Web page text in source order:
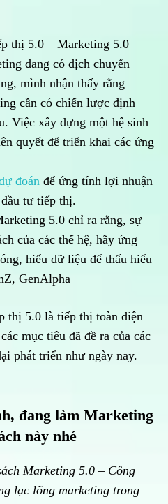
thị 5.0 – Marketing 5.0
đang có dịch chuyển
mình nhận thấy rằng
cần có chiến lược định
Việc xây dựng một hệ sinh
quyết để triển khai các ứng
đoán để ứng tính lợi nhuận
tư tiếp thị.
5.0 chỉ ra rằng, sự
của các thế hệ, hãy ứng
hiểu dữ liệu để thấu hiểu
GenAlpha
thị 5.0 là tiếp thị toàn diện
mục tiêu đã đề ra của các
phát triển như ngày nay.
đang làm Marketing
này nhé
Marketing 5.0 – Công
lạc lõng marketing trong